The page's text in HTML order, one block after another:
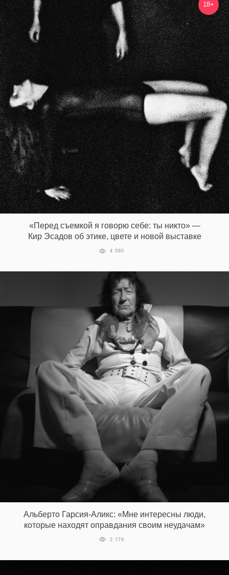
18+
«Перед съемкой я говорю себе: ты никто» —
Кир Эсадов об этике, цвете и новой выставке
4 580
Альберто Гарсия-Аликс: «Мне интересны люди,
которые находят оправдания своим неудачам»
2 779